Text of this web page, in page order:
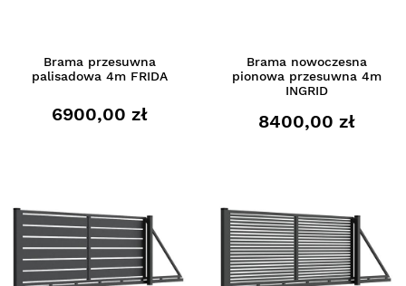
Brama przesuwna
palisadowa 4m FRIDA
6900,00 zł
Brama nowoczesna
pionowa przesuwna 4m
INGRID
8400,00 zł